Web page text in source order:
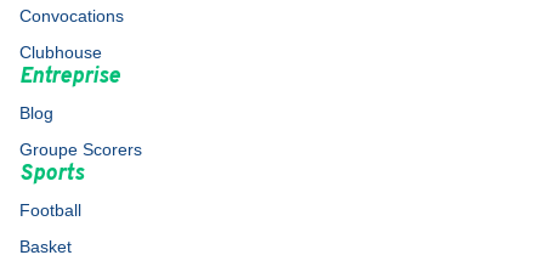
Convocations
Clubhouse
Entreprise
Blog
Groupe Scorers
Sports
Football
Basket